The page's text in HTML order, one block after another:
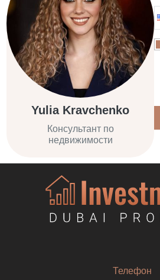
Yulia Kravchenko
Консультант по
недвижимости
Телефон